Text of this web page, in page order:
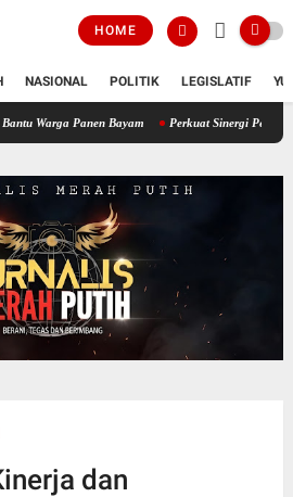
HOME
NASIONAL POLITIK LEGISLATIF
Wilayah, Babinsa Koramil 12/Tnp Turun Tangan
dan